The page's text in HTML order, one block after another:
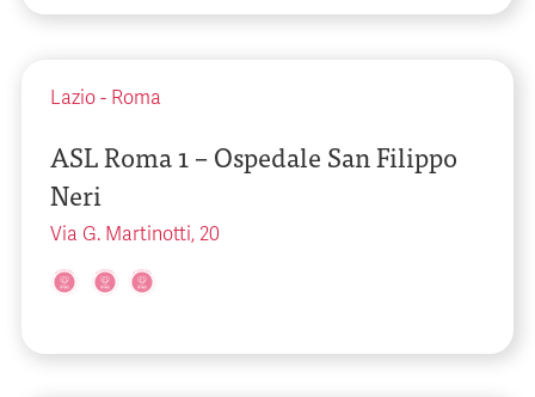
Lazio - Roma
ASL Roma 1 – Ospedale San Filippo
Neri
Via G. Martinotti, 20